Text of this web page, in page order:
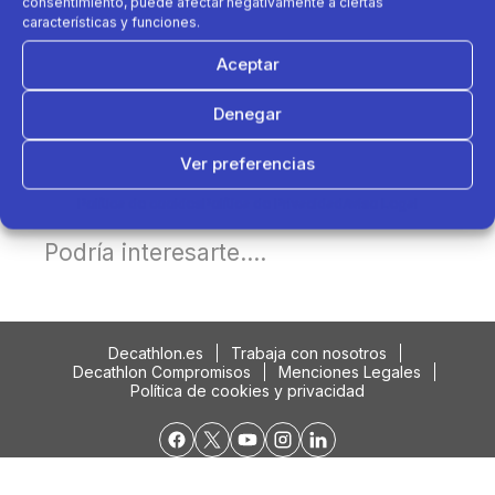
características y funciones.
Aceptar
Denegar
Ver preferencias
Podría interesarte....
Decathlon.es
Trabaja con nosotros
Decathlon Compromisos
Menciones Legales
Política de cookies y privacidad